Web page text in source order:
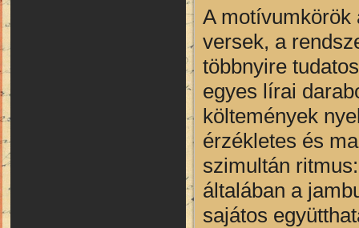
A motívumkörök
versek, a
többnyire
egyes lírai
költemények
érzékletes és
szimultán
általában a
sajátos